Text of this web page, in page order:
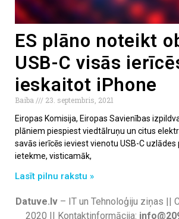
ES plāno noteikt
USB-C visās
ieskaitot iPhone
Baiba
23. septembris, 2021
Eiropas Komisija, Eiropas Savienības
plāniem piespiest viedtālruņu un citus
savās ierīcēs ieviest vienotu USB-C uzlādes
ietekme, visticamāk,
Lasīt pilnu rakstu »
Datuve.lv– IT un Tehnoloģiju ziņas ||
2020 || Kontaktinformācija: